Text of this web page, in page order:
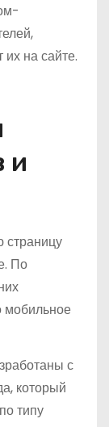
на сайте.
и
страницу
По
мобильное
с
который
типу